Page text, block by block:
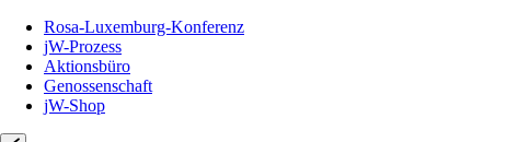
Rosa-Luxemburg-Konferenz
jW-Prozess
Aktionsbüro
Genossenschaft
jW-Shop